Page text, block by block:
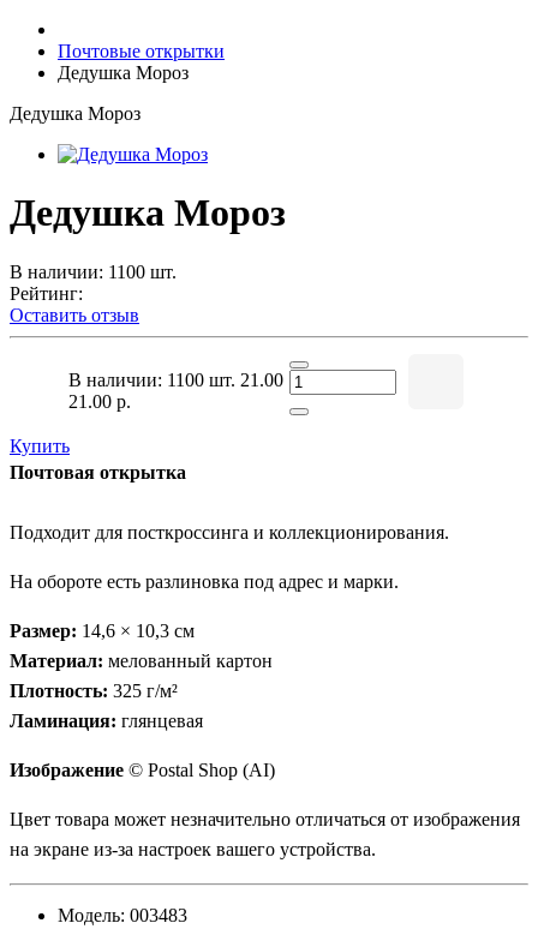
Почтовые открытки
Дедушка Мороз
Дедушка Мороз
Дедушка Мороз
В наличии: 1100 шт.
Рейтинг:
Оставить отзыв
В наличии: 1100 шт. 21.00
21.00 р.
Купить
Почтовая открытка
Подходит для посткроссинга и коллекционирования.
На обороте есть разлиновка под адрес и марки.
Размер: 14,6 × 10,3 см
Материал: мелованный картон
Плотность: 325 г/м²
Ламинация: глянцевая
Изображение © Postal Shop (AI)
Цвет товара может незначительно отличаться от изображения
на экране из-за настроек вашего устройства.
Модель: 003483